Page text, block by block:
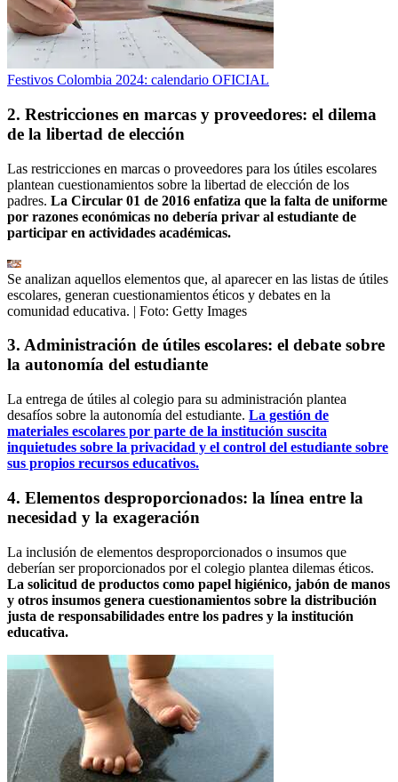
Festivos Colombia 2024: calendario OFICIAL
2. Restricciones en marcas y proveedores: el dilema
de la libertad de elección
Las restricciones en marcas o proveedores para los útiles escolares
plantean cuestionamientos sobre la libertad de elección de los
padres. La Circular 01 de 2016 enfatiza que la falta de uniforme
por razones económicas no debería privar al estudiante de
participar en actividades académicas.
Se analizan aquellos elementos que, al aparecer en las listas de útiles
escolares, generan cuestionamientos éticos y debates en la
comunidad educativa. | Foto: Getty Images
3. Administración de útiles escolares: el debate sobre
la autonomía del estudiante
La entrega de útiles al colegio para su administración plantea
desafíos sobre la autonomía del estudiante. La gestión de
materiales escolares por parte de la institución suscita
inquietudes sobre la privacidad y el control del estudiante sobre
sus propios recursos educativos.
4. Elementos desproporcionados: la línea entre la
necesidad y la exageración
La inclusión de elementos desproporcionados o insumos que
deberían ser proporcionados por el colegio plantea dilemas éticos.
La solicitud de productos como papel higiénico, jabón de manos
y otros insumos genera cuestionamientos sobre la distribución
justa de responsabilidades entre los padres y la institución
educativa.